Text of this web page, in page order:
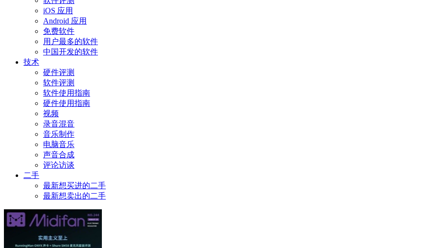
iOS 应用
Android 应用
免费软件
用户最多的软件
中国开发的软件
技术
硬件评测
软件评测
软件使用指南
硬件使用指南
视频
录音混音
音乐制作
电脑音乐
声音合成
评论访谈
二手
最新想买进的二手
最新想卖出的二手